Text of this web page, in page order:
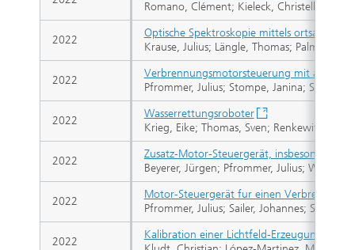
Romano, Clément; Kieleck, Christelle;
Optische Spektroskopie mittels
Krause, Julius; Längle, Thomas; Palmer,
Verbrennungsmotorsteuerung mit aus
Pfrommer, Julius; Stompe, Janina; Sailer,
Wasserrettungsroboter
Krieg, Eike; Thomas, Sven; Renkewitz, Helge
Zusatz-Motor-Steuergerät, insbesondere
Beyerer, Jürgen; Pfrommer, Julius; Wessels,
Motor-Steuergerät fur einen
Pfrommer, Julius; Sailer, Johannes;
Kalibration einer Lichtfeld-
2022
2022
2022
2022
2022
2022